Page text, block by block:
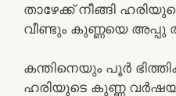
താഴേക്ക് നീങ്ങി
വീണ്ടും കുണ്ണയെ അപ്പു
കന്തിനെയും പൂർ
ഹരിയുടെ കുണ്ണ